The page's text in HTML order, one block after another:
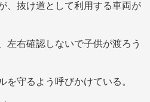
、抜け道として利用する車両が
左右確認しないで子供が渡ろう
守るよう呼びかけている。